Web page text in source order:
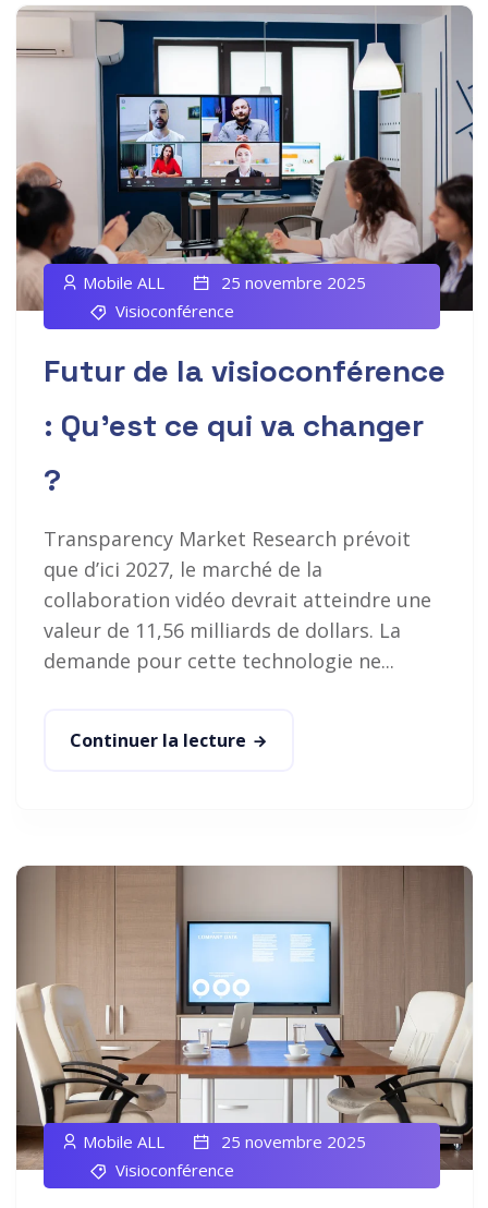
Mobile ALL
25 novembre 2025
Visioconférence
Futur de la visioconférence
: Qu’est ce qui va changer
?
Transparency Market Research prévoit
que d’ici 2027, le marché de la
collaboration vidéo devrait atteindre une
valeur de 11,56 milliards de dollars. La
demande pour cette technologie ne...
Continuer la lecture
Mobile ALL
25 novembre 2025
Visioconférence